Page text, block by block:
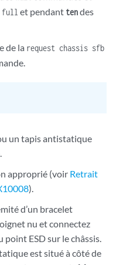
full et pendant tendes
de la request chassis sfb
un tapis antistatique
approprié (voir Retrait
).
d’un bracelet
nu et connectez
point ESD sur le châssis.
est situé à côté de